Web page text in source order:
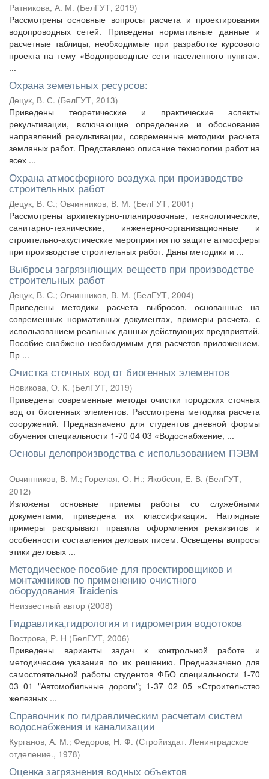
Ратникова, А. М. (БелГУТ, 2019)
Рассмотрены основные вопросы расчета и проектирования
водопроводных сетей. Приведены нормативные данные и
расчетные таблицы, необходимые при разработке курсового
проекта на тему «Водопроводные сети населенного пункта».
...
Охрана земельных ресурсов:
Децук, В. С. (БелГУТ, 2013)
Приведены теоретические и практические аспекты
рекультивации, включающие определение и обоснование
направлений рекультивации, современные методики расчета
земляных работ. Представлено описание технологии работ на
всех ...
Охрана атмосферного воздуха при производстве
строительных работ
Децук, В. С.; Овчинников, В. М. (БелГУТ, 2001)
Рассмотрены архитектурно-планировочные, технологические,
санитарно-технические, инженерно-организационные и
строительно-акустические мероприятия по защите атмосферы
при производстве строительных работ. Даны методики и ...
Выбросы загрязняющих веществ при производстве
строительных работ
Децук, В. С.; Овчинников, В. М. (БелГУТ, 2004)
Приведены методики расчета выбросов, основанные на
современных нормативных документах, примеры расчета, с
использованием реальных данных действующих предприятий.
Пособие снабжено необходимым для расчетов приложением.
Пр ...
Очистка сточных вод от биогенных элементов
Новикова, О. К. (БелГУТ, 2019)
Приведены современные методы очистки городских сточных
вод от биогенных элементов. Рассмотрена методика расчета
сооружений. Предназначено для студентов дневной формы
обучения специальности 1-70 04 03 «Водоснабжение, ...
Основы делопроизводства с использованием ПЭВМ
Овчинников, В. М.; Горелая, О. Н.; Якобсон, Е. В. (БелГУТ,
2012)
Изложены основные приемы работы со служебными
документами, приведена их классификация. Наглядные
примеры раскрывают правила оформления реквизитов и
особенности составления деловых писем. Освещены вопросы
этики деловых ...
Методическое пособие для проектировщиков и
монтажников по применению очистного
оборудования Traidenis
Неизвестный автор (2008)
Гидравлика,гидрология и гидрометрия водотоков
Вострова, Р. Н (БелГУТ, 2006)
Приведены варианты задач к контрольной работе и
методические указания по их решению. Предназначено для
самостоятельной работы студентов ФБО специальности 1-70
03 01 "Автомобильные дороги"; 1-37 02 05 «Строительство
железных ...
Справочник по гидравлическим расчетам систем
водоснабжения и канализации
Курганов, А. М.; Федоров, Н. Ф. (Стройиздат. Ленинградское
отделение., 1978)
Оценка загрязнения водных объектов